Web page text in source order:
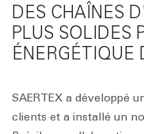
DES CHAÎNES
PLUS SOLIDES
ÉNERGÉTIQUE
SAERTEX a développé
clients et a installé un